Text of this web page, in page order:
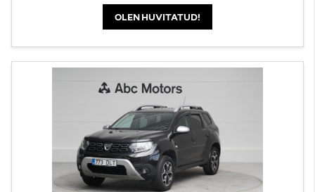
OLEN HUVITATUD!